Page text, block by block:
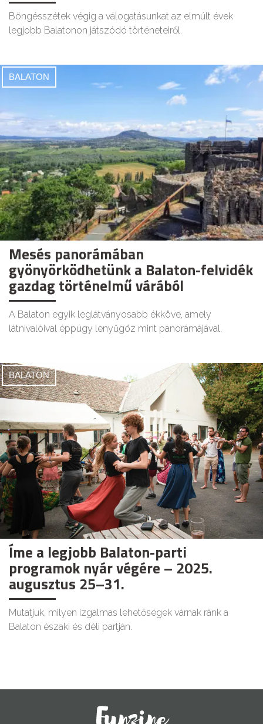
Böngésszétek végig a válogatásunkat az elmúlt évek
legjobb Balatonon játszódó történeteiről.
BALATON
Mesés panorámában
gyönyörködhetünk a Balaton-felvidék
gazdag történelmű várából
A Balaton egyik leglátványosabb ékköve, amely
látnivalóival éppúgy lenyűgöz mint panorámájával.
BALATON
Íme a legjobb Balaton-parti
programok nyár végére – 2025.
augusztus 25–31.
Mutatjuk, milyen izgalmas lehetőségek várnak ránk a
Balaton északi és déli partján.